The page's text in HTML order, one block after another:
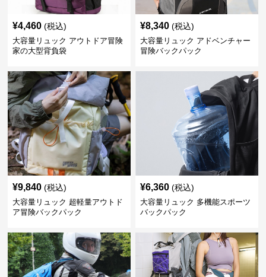
¥4,460 (税込)
大容量リュック アウトドア冒険
家の大型背負袋
¥8,340 (税込)
大容量リュック アドベンチャー
冒険バックパック
¥9,840 (税込)
大容量リュック 超軽量アウトド
ア冒険バックパック
¥6,360 (税込)
大容量リュック 多機能スポーツ
バックパック